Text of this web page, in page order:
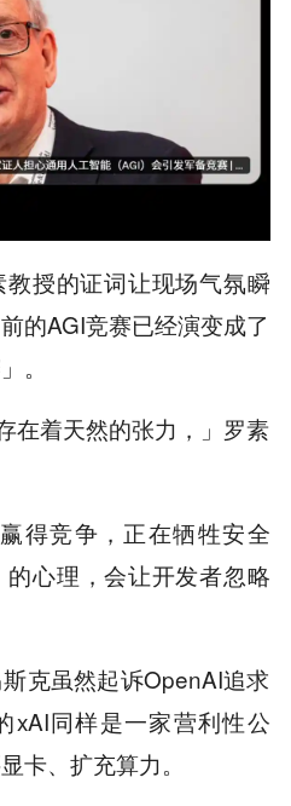
授的证词让现场气氛瞬
的AGI竞赛已经演变成了
。
在着天然的张力，」罗素
得竞争，正在牺牲安全
心理，会让开发者忽略
克虽然起诉OpenAI追求
xAI同样是一家营利性公
卡、扩充算力。